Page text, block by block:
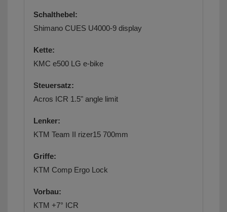
Schalthebel:
Shimano CUES U4000-9 display
Kette:
KMC e500 LG e-bike
Steuersatz:
Acros ICR 1.5" angle limit
Lenker:
KTM Team II rizer15 700mm
Griffe:
KTM Comp Ergo Lock
Vorbau:
KTM +7° ICR